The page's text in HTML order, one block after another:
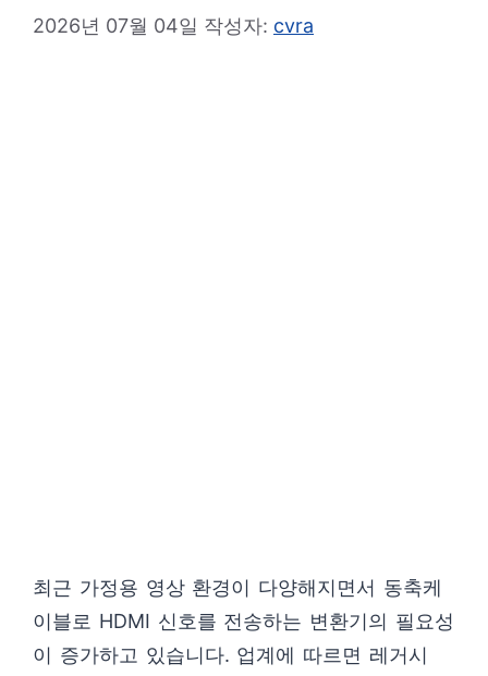
2026년 07월 04일 작성자: cvra
최근 가정용 영상 환경이 다양해지면서 동축케
이블로 HDMI 신호를 전송하는 변환기의 필요성
이 증가하고 있습니다. 업계에 따르면 레거시